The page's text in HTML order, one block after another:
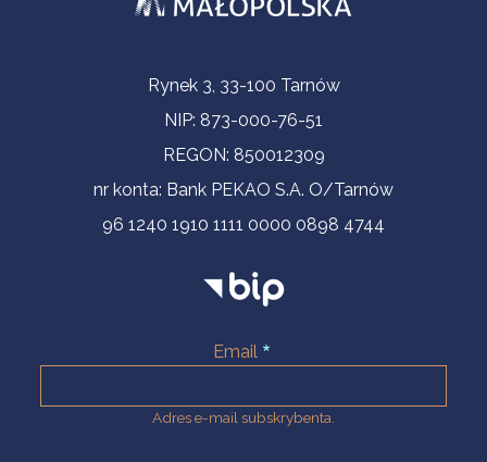
Informacje kontaktoweRynek 3, 33-100 Tarnów
NIP: 873-000-76-51
REGON: 850012309
nr konta: Bank PEKAO S.A. O/Tarnów
96 1240 1910 1111 0000 0898 4744
Email
Adres e-mail subskrybenta.